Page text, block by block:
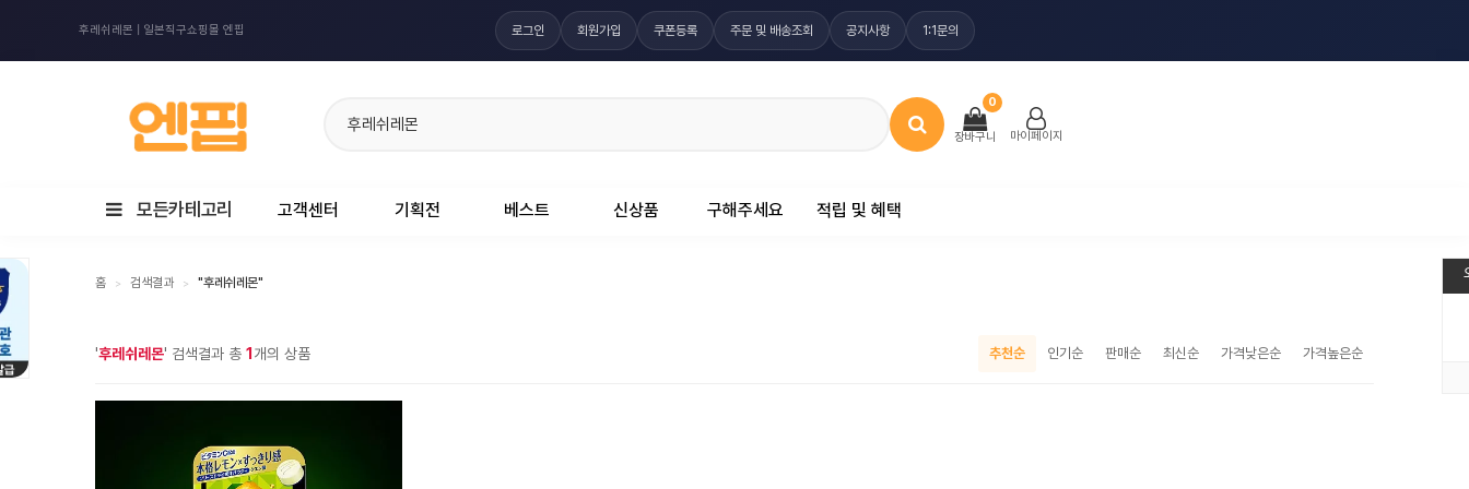
후레쉬레몬 | 일본직구쇼핑몰 엔핍 로그인 회원가입 쿠폰등록 주문 및 배송조회 공지사항 1:1문의
장바구니
0
마이페이지
모든카테고리 고객센터 기획전 베스트 신상품 구해주세요 적립 및 혜택
홈 > 검색결과 > "후레쉬레몬"
'후레쉬레몬' 검색결과 총 1 개의 상품 추천순 인기순 판매순 최신순 가격낮은순 가격높은순